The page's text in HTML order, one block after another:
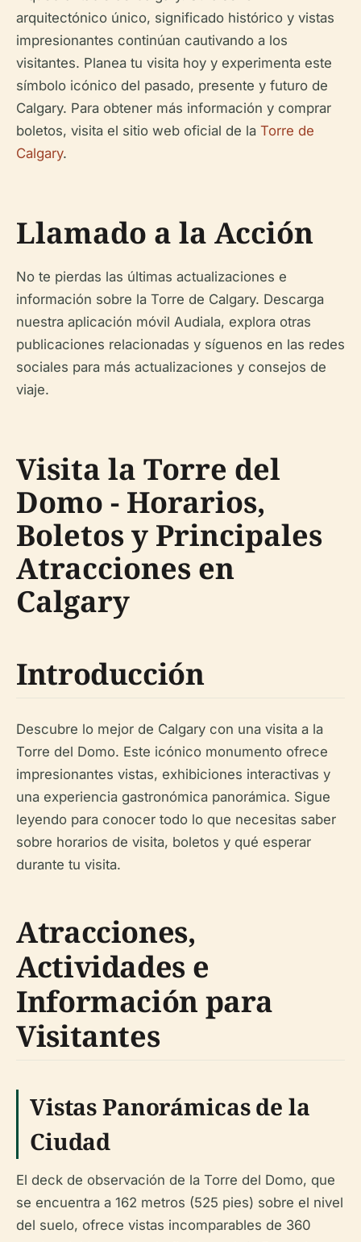
arquitectónico único, significado histórico y vistas
impresionantes continúan cautivando a los
visitantes. Planea tu visita hoy y experimenta este
símbolo icónico del pasado, presente y futuro de
Calgary. Para obtener más información y comprar
boletos, visita el sitio web oficial de la Torre de
Calgary.
Llamado a la Acción
No te pierdas las últimas actualizaciones e
información sobre la Torre de Calgary. Descarga
nuestra aplicación móvil Audiala, explora otras
publicaciones relacionadas y síguenos en las redes
sociales para más actualizaciones y consejos de
viaje.
Visita la Torre del
Domo - Horarios,
Boletos y Principales
Atracciones en
Calgary
Introducción
Descubre lo mejor de Calgary con una visita a la
Torre del Domo. Este icónico monumento ofrece
impresionantes vistas, exhibiciones interactivas y
una experiencia gastronómica panorámica. Sigue
leyendo para conocer todo lo que necesitas saber
sobre horarios de visita, boletos y qué esperar
durante tu visita.
Atracciones,
Actividades e
Información para
Visitantes
Vistas Panorámicas de la
Ciudad
El deck de observación de la Torre del Domo, que
se encuentra a 162 metros (525 pies) sobre el nivel
del suelo, ofrece vistas incomparables de 360